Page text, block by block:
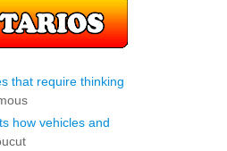
that require thinking
how vehicles and